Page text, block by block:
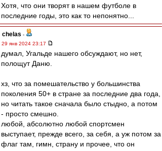
Хотя, что они творят в нашем футболе в
последние годы, это как то непонятно...
chelas -
29 янв 2024 23:17
думал, Угальде нашего обсуждают, но нет,
полощут Даню.
хз, что за помешательство у большинства
поколения 50+ в стране за последние два года,
но читать такое сначала было стыдно, а потом
- просто смешно.
любой, абсолютно любой спортсмен
выступает, прежде всего, за себя, а уж потом за
флаг там, гимн, страну и прочее, что он